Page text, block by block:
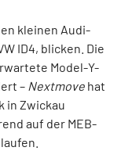
kleinen Audi-
ID4, blicken. Die
Model-Y-
– Nextmove hat
in Zwickau
auf der MEB-